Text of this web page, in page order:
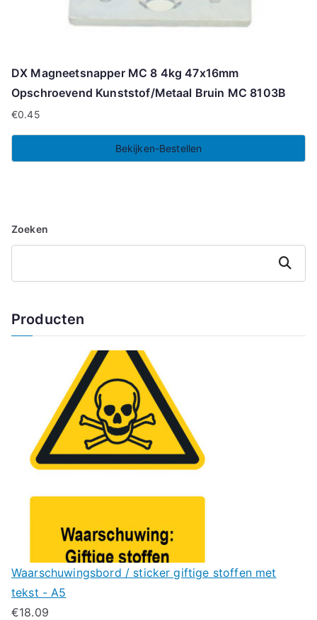
DX Magneetsnapper MC 8 4kg 47x16mm
Opschroevend Kunststof/Metaal Bruin MC 8103B
€0.45
Bekijken-Bestellen
Zoeken
Zoeken
Producten
Waarschuwingsbord / sticker giftige stoffen met
tekst - A5
€18.09